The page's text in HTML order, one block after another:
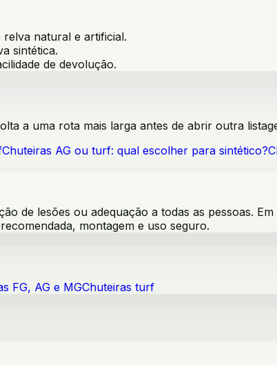
natural e artificial.
sintética.
de devolução.
a uma rota mais larga antes de abrir outra
Chuteiras AG ou turf: qual escolher para sintético?
de lesões ou adequação a todas as pessoas.
montagem e uso seguro.
FG, AG e MGChuteiras turf